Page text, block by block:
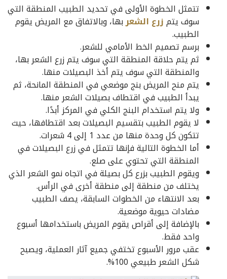
تتمثل الخطوة الأولى في تحديد الطبيب المنطقة التي
سوف يتمزرع الشعربها، وبالاتفاق مع المريض يقوم
الطبيب.
برسم تصميم الخط الأمامي للشعر.
ثم يتم حلاقة المنطقة التي سوف يتم زرع الشعر بها،
والمنطقة التي سوف يتم أخذ البصيلات منها.
يتم منح المريض بنج موضعي في المنطقة المانحة، ثم
يبدأ الطبيب في اقتطاف بصيلات الشعر منها.
ولا يتم استخدام البنج الكلي في المركز أبدًا.
لا يقوم الطبيب بتقسيم البصيلات بعد اقتطافها، حيث
تتكون كل وحدة منها من عدد 1 إلى 4 شعرات.
أما الخطوة التالية فإنها تتمثل في زرع البصيلات في
المنطقة التي تحتوي على صلع.
ويقوم الطبيب بزرع كل بصيلة في اتجاه نمو الشعر الذي
يختلف من منطقة إلى منطقة أخرى في الرأس.
بعد الانتهاء من الخطوات السابقة، يصف الطبيب
مضادات حيوية موضعية.
بالإضافة إلى أقراص يقوم المريض باستخدامها أسبوع
واحد فقط.
عقب مرور الأسبوع تختفي جميع آثار العملية، ويصبح
شكل الشعر طبيعي 100%.